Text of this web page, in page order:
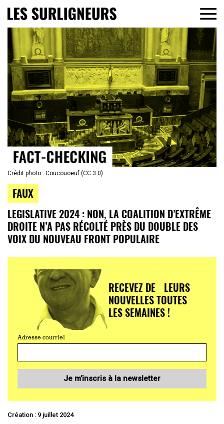
Crédit photo : Coucouoeuf (CC 3.0)
FAUX
LEGISLATIVE 2024 : NON, LA COALITION D’EXTRÊME
DROITE N’A PAS RÉCOLTÉ PRÈS DU DOUBLE DES
VOIX DU NOUVEAU FRONT POPULAIRE
RECEVEZ DE LEURS
NOUVELLES TOUTES
LES SEMAINES !
Adresse courriel
Je m’inscris à la newsletter
Création : 9 juillet 2024